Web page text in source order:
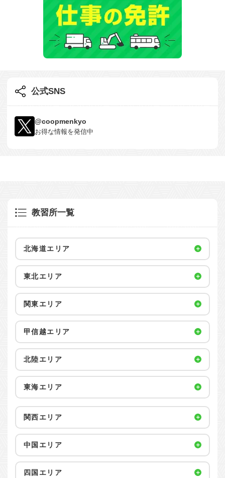
公式SNS
@coopmenkyo
お得な情報を発信中
教習所一覧
北海道エリア
東北エリア
関東エリア
甲信越エリア
北陸エリア
東海エリア
関西エリア
中国エリア
四国エリア